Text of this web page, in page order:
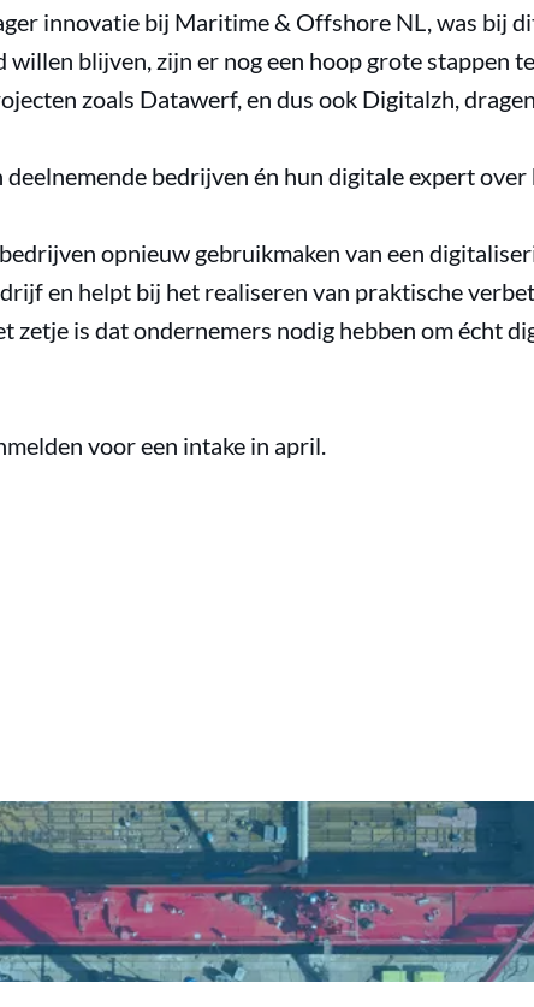
innovatie bij Maritime & Offshore NL, was bij
willen blijven, zijn er nog een hoop grote stappen
zoals Datawerf, en dus ook Digitalzh,
bedrijven én hun digitale expert
opnieuw gebruikmaken van een
en helpt bij het realiseren van praktische
zetje is dat ondernemers nodig hebben om écht
voor een intake in april.